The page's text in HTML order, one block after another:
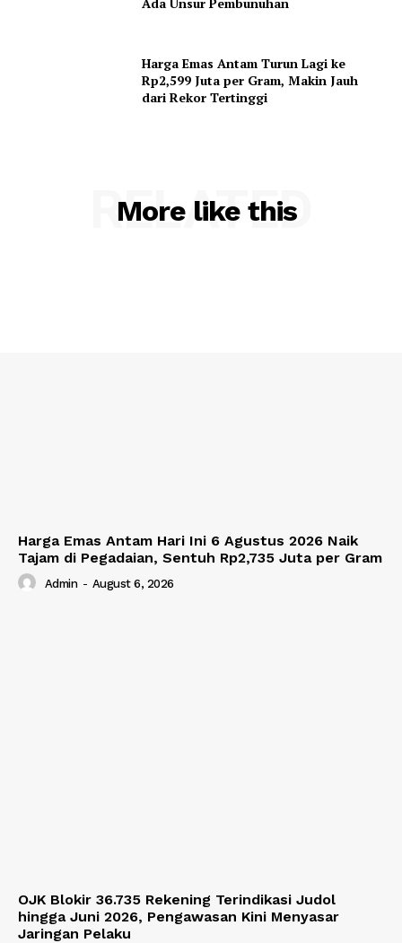
Harga Emas Antam Turun Lagi ke
Rp2,599 Juta per Gram, Makin Jauh
dari Rekor Tertinggi
More like this
RELATED
Harga Emas Antam Hari Ini 6 Agustus 2026 Naik
Tajam di Pegadaian, Sentuh Rp2,735 Juta per Gram
Admin - August 6, 2026
OJK Blokir 36.735 Rekening Terindikasi Judol
hingga Juni 2026, Pengawasan Kini Menyasar
Jaringan Pelaku